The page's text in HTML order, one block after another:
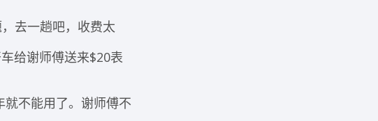
去一趟吧，收费太
给谢师傅送来$20表
不能用了。谢师傅不